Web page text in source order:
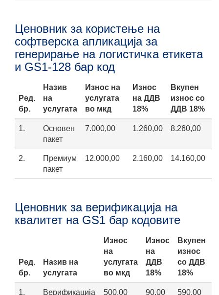
Ценовник за користење на
софтверска апликација за
генерирање на логистичка етикета
и GS1-128 бар код
Ред.
бр.
Назив
на
услугата
Износ на
услугата
во мкд
Износ
на ДДВ
18%
Вкупен
износ со
ДДВ 18%
1.
Основен
пакет
7.000,00 1.260,00 8.260,00
2.
Премиум
пакет
12.000,00 2.160,00 14.160,00
Ценовник за верификација на
квалитет на GS1 бар кодовите
Ред.
бр.
Назив на
услугата
Износ
на
услугата
во мкд
Износ
на
ДДВ
18%
Вкупен
износ
со ДДВ
18%
1. Верификација 500,00 90,00 590,00